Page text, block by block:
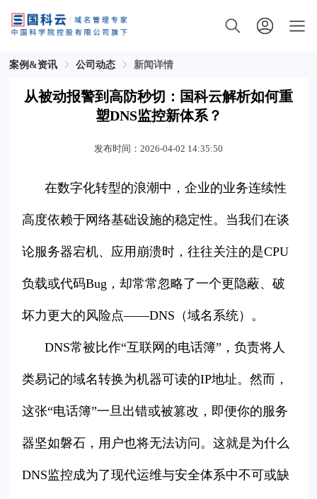
案例&资讯 公司动态 新闻详情
从被动报警到高防秒切：国科云解析如何重
塑DNS监控新体系？
发布时间：2026-04-02 14:35:50
在数字化转型的浪潮中，企业的业务连续性
高度依赖于网络基础设施的稳定性。当我们在谈
论服务器宕机、应用崩溃时，往往关注的是CPU
负载或代码Bug，却常常忽略了一个更隐蔽、破
坏力更大的风险点——DNS（域名系统）。
DNS常被比作“互联网的电话簿”，负责将人
类易记的域名转换为机器可读的IP地址。然而，
这张“电话簿”一旦出错或被篡改，即便你的服务
器坚如磐石，用户也将无法访问。这就是为什么
DNS监控成为了现代运维与安全体系中不可或缺